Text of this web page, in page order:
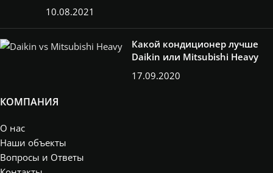
10.08.2021
Какой кондиционер лучше
Daikin или Mitsubishi Heavy
17.09.2020
КОМПАНИЯ
О нас
Наши объекты
Вопросы и Ответы